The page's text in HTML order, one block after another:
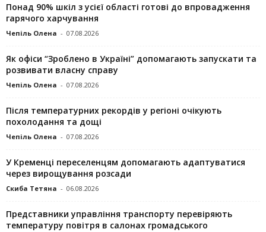
Понад 90% шкіл з усієї області готові до впровадження
гарячого харчування
Чепіль Олена - 07.08.2026
Як офіси “Зроблено в Україні” допомагають запускaти та
розвивати власну справу
Чепіль Олена - 07.08.2026
Після температурних рекордів у регіоні очікують
похолодання та дощі
Чепіль Олена - 07.08.2026
У Кременці переселенцям допомагають адаптуватися
через вирощування розсади
Скиба Тетяна - 06.08.2026
Представники управління транспорту перевіряють
температуру повітря в салонах громадського